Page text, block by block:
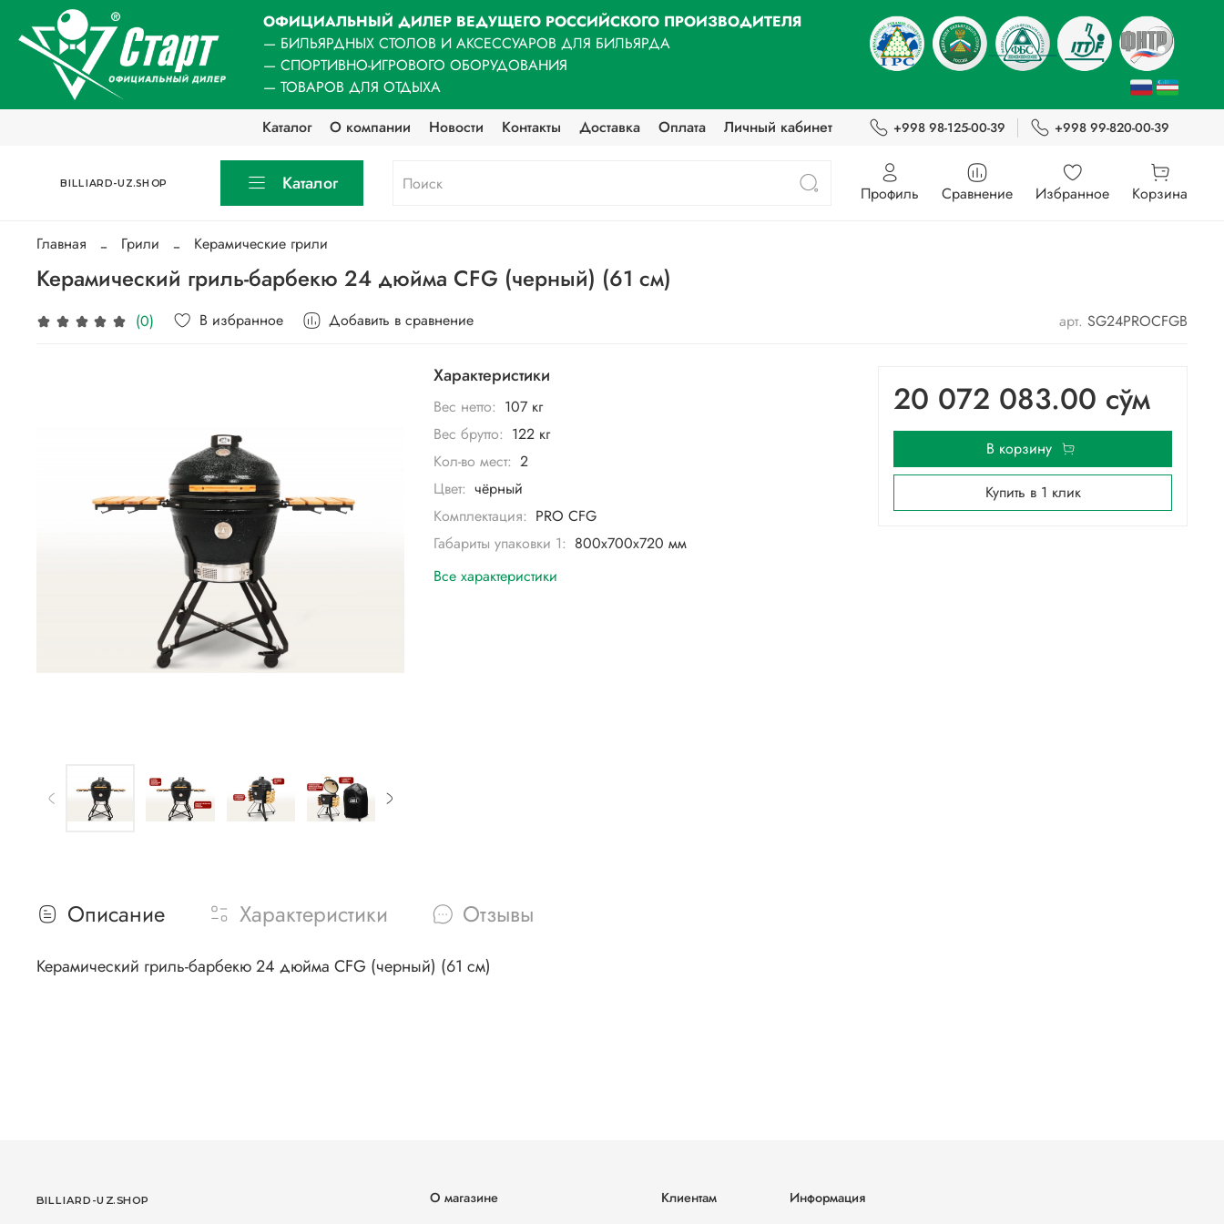
ОФИЦИАЛЬНЫЙ ДИЛЕР ВЕДУЩЕГО РОССИЙСКОГО ПРОИЗВОДИТЕЛЯ
— БИЛЬЯРДНЫХ СТОЛОВ И АКСЕССУАРОВ ДЛЯ БИЛЬЯРДА
— СПОРТИВНО-ИГРОВОГО ОБОРУДОВАНИЯ
— ТОВАРОВ ДЛЯ ОТДЫХА
Каталог
О компании Новости Контакты Доставка Оплата Личный кабинет +998 98-125-00-39 +998 99-820-00-39
BILLIARD-UZ.SHOP Каталог Профиль Сравнение Избранное Корзина
Главная Грили Керамические грили
Керамический гриль-барбекю 24 дюйма CFG (черный) (61 см)
(0) В избранное Добавить в сравнение арт. SG24PROCFGB
Характеристики
Вес нетто: 107 кг
Вес брутто: 122 кг
Кол-во мест: 2
Цвет: чёрный
Комплектация: PRO CFG
Габариты упаковки 1: 800х700х720 мм
Все характеристики
20 072 083.00 сўм
В корзину
Купить в 1 клик
Описание Характеристики Отзывы
Керамический гриль-барбекю 24 дюйма CFG (черный) (61 см)
О магазине
Клиентам
Информация
BILLIARD-UZ.SHOP